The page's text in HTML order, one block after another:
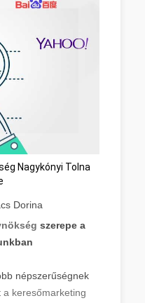
Nagykónyi Tolna
Dorina
szerepe a
népszerűségnek
a keresőmarketing